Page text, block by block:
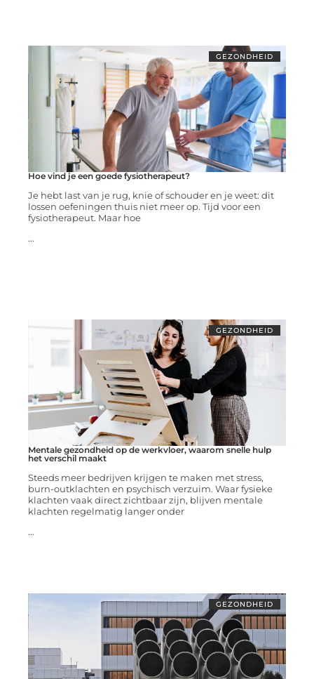
GEZONDHEID
Hoe vind je een goede fysiotherapeut?
Je hebt last van je rug, knie of schouder en je weet: dit
lossen oefeningen thuis niet meer op. Tijd voor een
fysiotherapeut. Maar hoe
...
GEZONDHEID
Mentale gezondheid op de werkvloer, waarom snelle hulp
het verschil maakt
Steeds meer bedrijven krijgen te maken met stress,
burn-outklachten en psychisch verzuim. Waar fysieke
klachten vaak direct zichtbaar zijn, blijven mentale
klachten regelmatig langer onder
...
GEZONDHEID